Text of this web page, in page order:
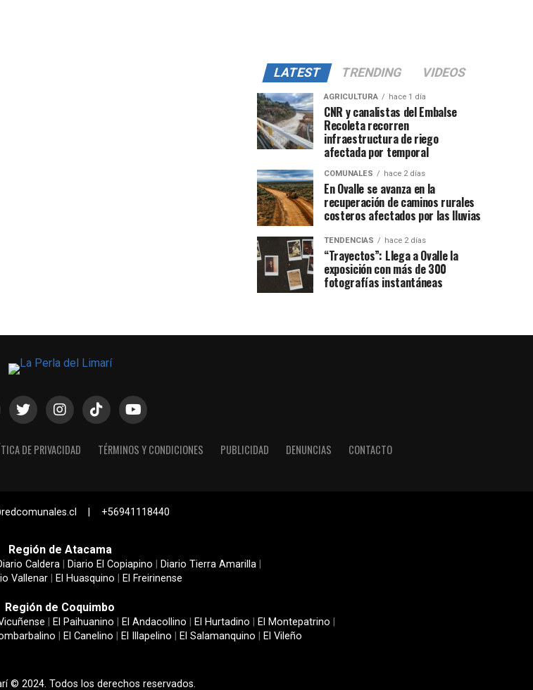
LATEST TRENDING VIDEOS
AGRICULTURA hace 1 día
CNR y canalistas del Embalse
Recoleta recorren
infraestructura de riego
afectada por temporal
COMUNALES hace 2 días
En Ovalle se avanza en la
recuperación de caminos rurales
costeros afectados por las lluvias
TENDENCIAS hace 2 días
“Trayectos”: Llega a Ovalle la
exposición con más de 300
fotografías instantáneas
DE PRIVACIDAD TÉRMINOS Y CONDICIONES PUBLICIDAD DENUNCIAS CONTACTO
| +56941118440
Región de Atacama
Caldera Diario El Copiapino Diario Tierra Amarilla
Vallenar El Huasquino El Freirinense
Región de Coquimbo
El Paihuanino El Andacollino El Hurtadino El Montepatrino
El Canelino El Illapelino El Salamanquino El Vileño
© 2024. Todos los derechos reservados.